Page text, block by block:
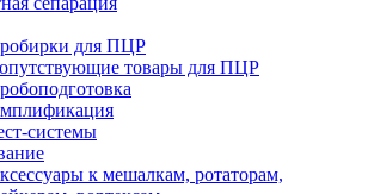
для ПЦР
товары для ПЦР
системы
к мешалкам, ротаторам,